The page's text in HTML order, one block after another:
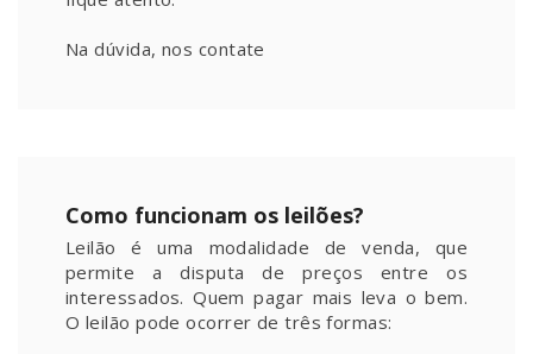
Na dúvida, nos contate
Como funcionam os leilões?
Leilão é uma modalidade de venda, que
permite a disputa de preços entre os
interessados. Quem pagar mais leva o bem.
O leilão pode ocorrer de três formas: